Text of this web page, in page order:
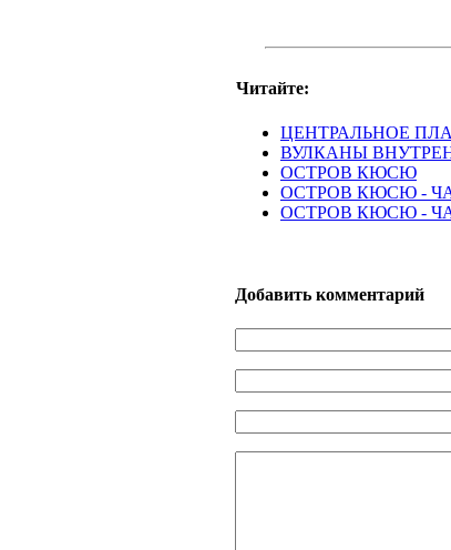
Читайте:
ЦЕНТРАЛЬНОЕ
ВУЛКАНЫ
ОСТРОВ КЮСЮ
ОСТРОВ КЮСЮ -
ОСТРОВ КЮСЮ -
Добавить комментарий